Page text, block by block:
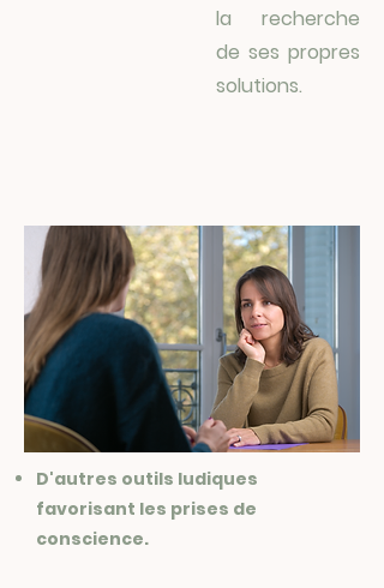
la recherche
de ses propres
solutions.
D'autres outils ludiques
favorisant les prises de
conscience.